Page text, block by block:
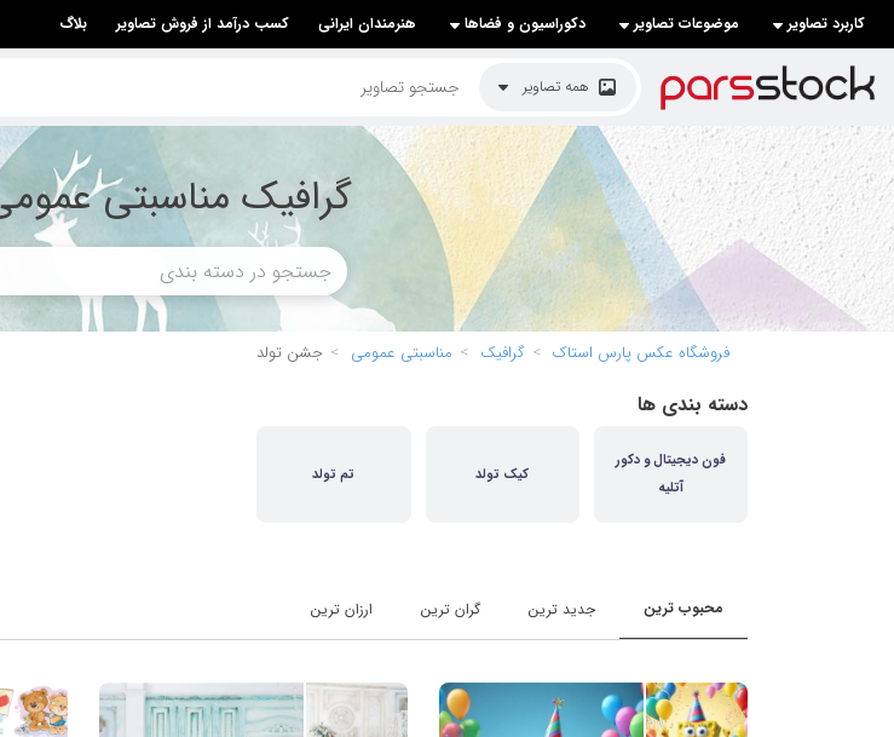
کاربرد تصاویر موضوعات تصاویر دکوراسیون و فضاها هنرمندان ایرانی کسب درآمد از فروش تصاویر بلاگ
همه تصاویر
گرافیک مناسبتی
فروشگاه عکس پارس استاک گرافیک مناسبتی عمومی جشن تولد
دسته بندی ها
فون دیجیتال و دکور
آتلیه
کیک تولد تم تولد
محبوب ترین جدید ترین گران ترین ارزان ترین
لیست قیمت ها
کاربرد تصاویر
موضوعات تصاویر
دکوراسیون و فضاها
هنرمندان ایرانی
کسب درآمد از فروش تصاویر
بلاگ پارس استاک